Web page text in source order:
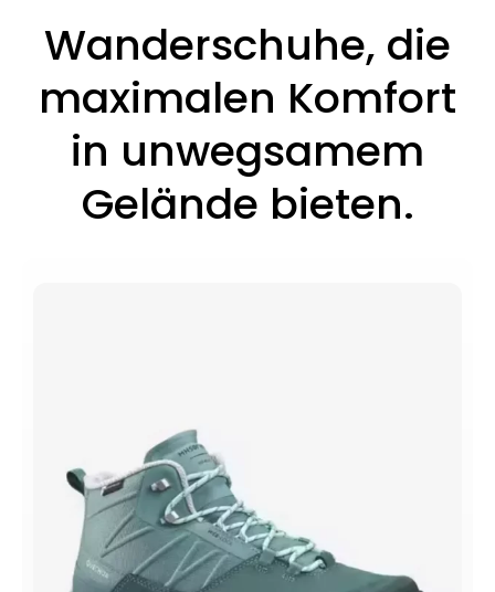
Wanderschuhe, die
maximalen Komfort
in unwegsamem
Gelände bieten.